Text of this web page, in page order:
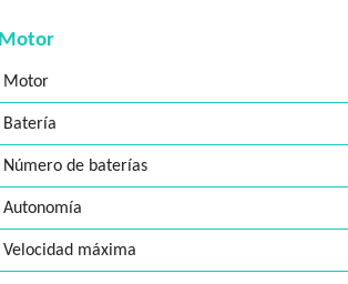
Motor
Motor
Batería
Número de baterías
Autonomía
Velocidad máxima